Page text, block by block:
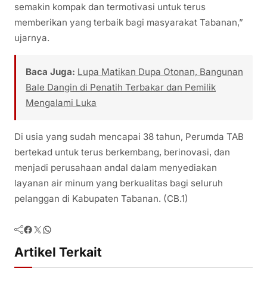
semakin kompak dan termotivasi untuk terus
memberikan yang terbaik bagi masyarakat Tabanan,”
ujarnya.
Baca Juga: Lupa Matikan Dupa Otonan, Bangunan
Bale Dangin di Penatih Terbakar dan Pemilik
Mengalami Luka
Di usia yang sudah mencapai 38 tahun, Perumda TAB
bertekad untuk terus berkembang, berinovasi, dan
menjadi perusahaan andal dalam menyediakan
layanan air minum yang berkualitas bagi seluruh
pelanggan di Kabupaten Tabanan. (CB.1)
Facebook Twitter WhatsApp
Artikel Terkait